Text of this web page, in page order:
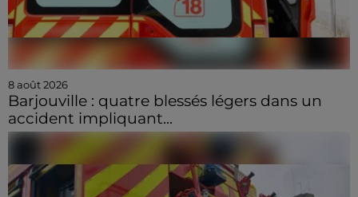
8 août 2026
Barjouville : quatre blessés légers dans un
accident impliquant...